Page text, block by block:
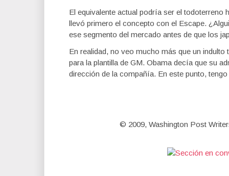
El equivalente actual podría ser el
llevó primero el concepto con el Escape.
ese segmento del mercado antes de que los
En realidad, no veo mucho más que un
para la plantilla de GM. Obama decía que su
dirección de la compañía. En este punto,
© 2009, Washington Post